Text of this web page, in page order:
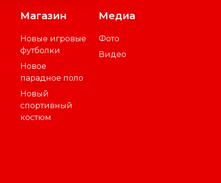
Магазин
Новые игровые
футболки
Новое
парадное поло
Новый
спортивный
костюм
Медиа
Фото
Видео